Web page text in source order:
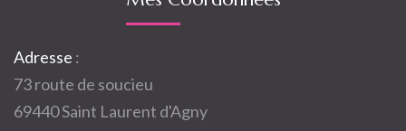
Adresse :
73 route de soucieu
69440 Saint Laurent d'Agny